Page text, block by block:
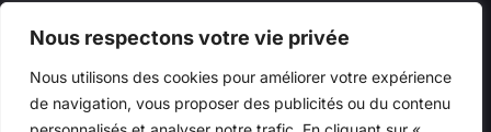
Nous respectons votre vie privée
Nous utilisons des cookies pour améliorer votre expérience
de navigation, vous proposer des publicités ou du contenu
© 2026 ninarestobar